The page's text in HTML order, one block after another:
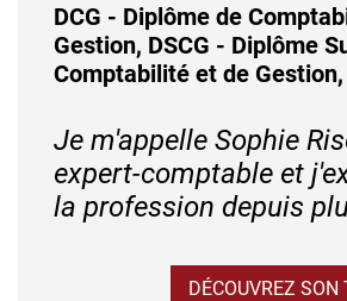
DCG - Diplôme de
Gestion, DSCG - Diplôme
Comptabilité et de Gestion,
Je m'appelle Sophie
expert-comptable et
la profession depuis
DÉCOUVREZ SON